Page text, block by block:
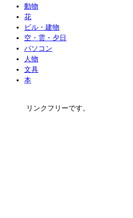
動物
花
ビル・建物
空・雲・夕日
パソコン
人物
文具
本
リンクフリーです。